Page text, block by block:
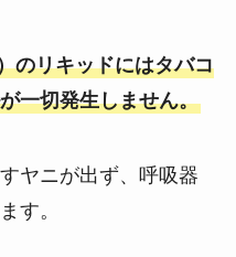
のリキッドにはタバコ
一切発生しません​。
ヤニが出ず、呼吸器
す​。